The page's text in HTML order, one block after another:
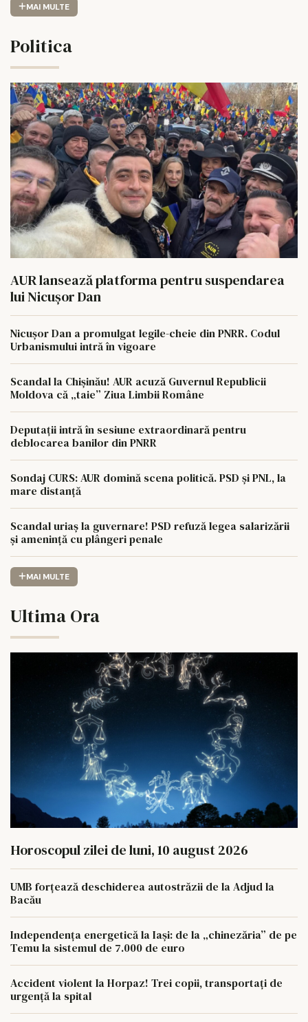
MAI MULTE
Politica
AUR lansează platforma pentru suspendarea
lui Nicușor Dan
Nicușor Dan a promulgat legile-cheie din PNRR. Codul
Urbanismului intră în vigoare
Scandal la Chișinău! AUR acuză Guvernul Republicii
Moldova că „taie” Ziua Limbii Române
Deputații intră în sesiune extraordinară pentru
deblocarea banilor din PNRR
Sondaj CURS: AUR domină scena politică. PSD și PNL, la
mare distanță
Scandal uriaș la guvernare! PSD refuză legea salarizării
și amenință cu plângeri penale
MAI MULTE
Ultima Ora
Horoscopul zilei de luni, 10 august 2026
UMB forțează deschiderea autostrăzii de la Adjud la
Bacău
Independența energetică la Iași: de la „chinezăria” de pe
Temu la sistemul de 7.000 de euro
Accident violent la Horpaz! Trei copii, transportați de
urgență la spital